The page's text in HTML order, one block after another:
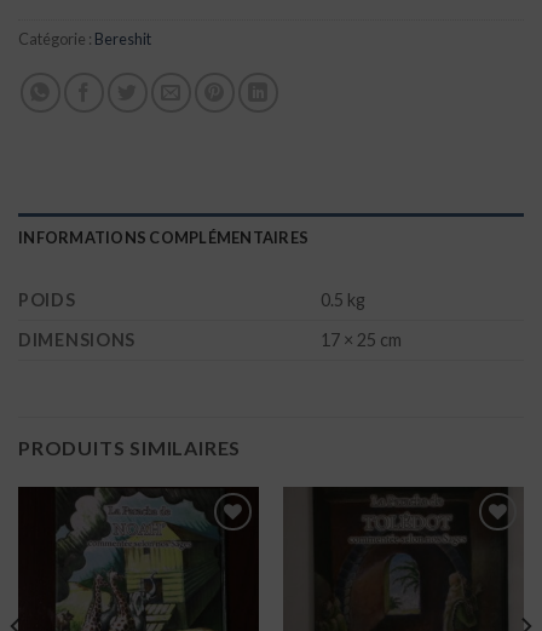
Catégorie : Bereshit
INFORMATIONS COMPLÉMENTAIRES
POIDS
0.5 kg
DIMENSIONS
17 × 25 cm
PRODUITS SIMILAIRES
Ajouter